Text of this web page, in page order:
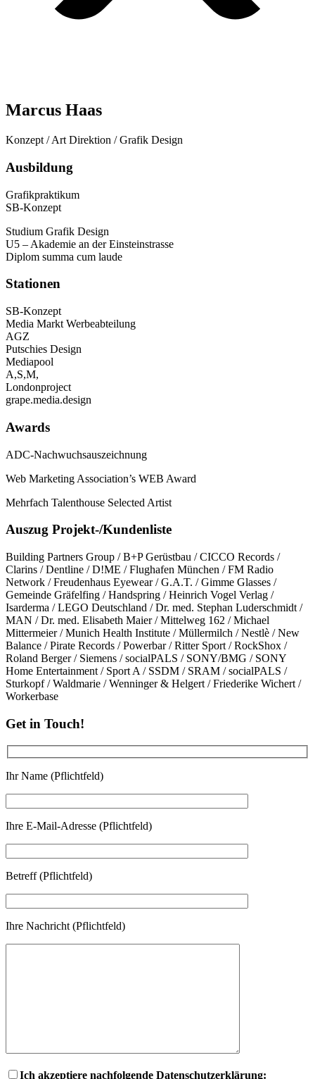
Marcus Haas
Konzept / Art Direktion / Grafik Design
Ausbildung
Grafikpraktikum
SB-Konzept
Studium Grafik Design
U5 – Akademie an der Einsteinstrasse
Diplom summa cum laude
Stationen
SB-Konzept
Media Markt Werbeabteilung
AGZ
Putschies Design
Mediapool
A,S,M,
Londonproject
grape.media.design
Awards
ADC-Nachwuchsauszeichnung
Web Marketing Association’s WEB Award
Mehrfach Talenthouse Selected Artist
Auszug Projekt-/Kundenliste
Building Partners Group / B+P Gerüstbau / CICCO Records /
Clarins / Dentline / D!ME / Flughafen München / FM Radio
Network / Freudenhaus Eyewear / G.A.T. / Gimme Glasses /
Gemeinde Gräfelfing / Handspring / Heinrich Vogel Verlag /
Isarderma / LEGO Deutschland / Dr. med. Stephan Luderschmidt /
MAN / Dr. med. Elisabeth Maier / Mittelweg 162 / Michael
Mittermeier / Munich Health Institute / Müllermilch / Nestlè / New
Balance / Pirate Records / Powerbar / Ritter Sport / RockShox /
Roland Berger / Siemens / socialPALS / SONY/BMG / SONY
Home Entertainment / Sport A / SSDM / SRAM / socialPALS /
Sturkopf / Waldmarie / Wenninger & Helgert / Friederike Wichert /
Workerbase
Get in Touch!
Ihr Name (Pflichtfeld)
Ihre E-Mail-Adresse (Pflichtfeld)
Betreff (Pflichtfeld)
Ihre Nachricht (Pflichtfeld)
Ich akzeptiere nachfolgende Datenschutzerklärung: